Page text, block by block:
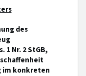
des
1 Nr. 2 StGB,
im konkreten